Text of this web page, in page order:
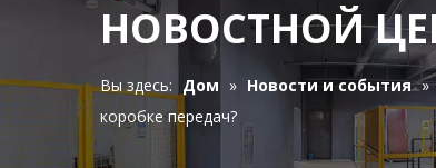
НОВОСТНОЙ
Вы здесь: Дом » Новости и события »
коробке передач?